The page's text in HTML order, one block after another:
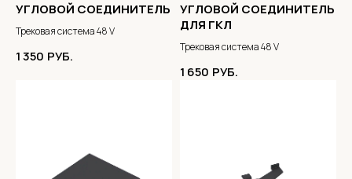
УГЛОВОЙ СОЕДИНИТЕЛЬ
Трековая система 48 V
1 350 РУБ.
УГЛОВОЙ СОЕДИНИТЕЛЬ
ДЛЯ ГКЛ
Трековая система 48 V
1 650 РУБ.